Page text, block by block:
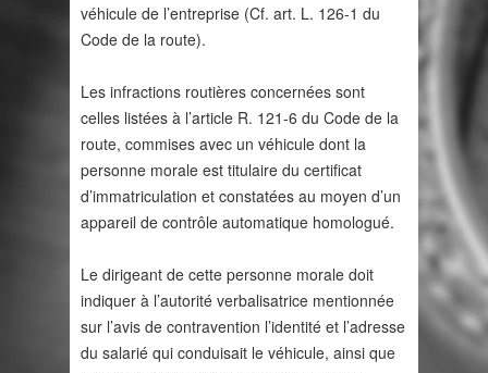
véhicule de l’entreprise (Cf. art. L. 126-1 du
Code de la route).
Les infractions routières concernées sont
celles listées à l’article R. 121-6 du Code de la
route, commises avec un véhicule dont la
personne morale est titulaire du certificat
d’immatriculation et constatées au moyen d’un
appareil de contrôle automatique homologué.
Le dirigeant de cette personne morale doit
indiquer à l’autorité verbalisatrice mentionnée
sur l’avis de contravention l’identité et l’adresse
du salarié qui conduisait le véhicule, ainsi que